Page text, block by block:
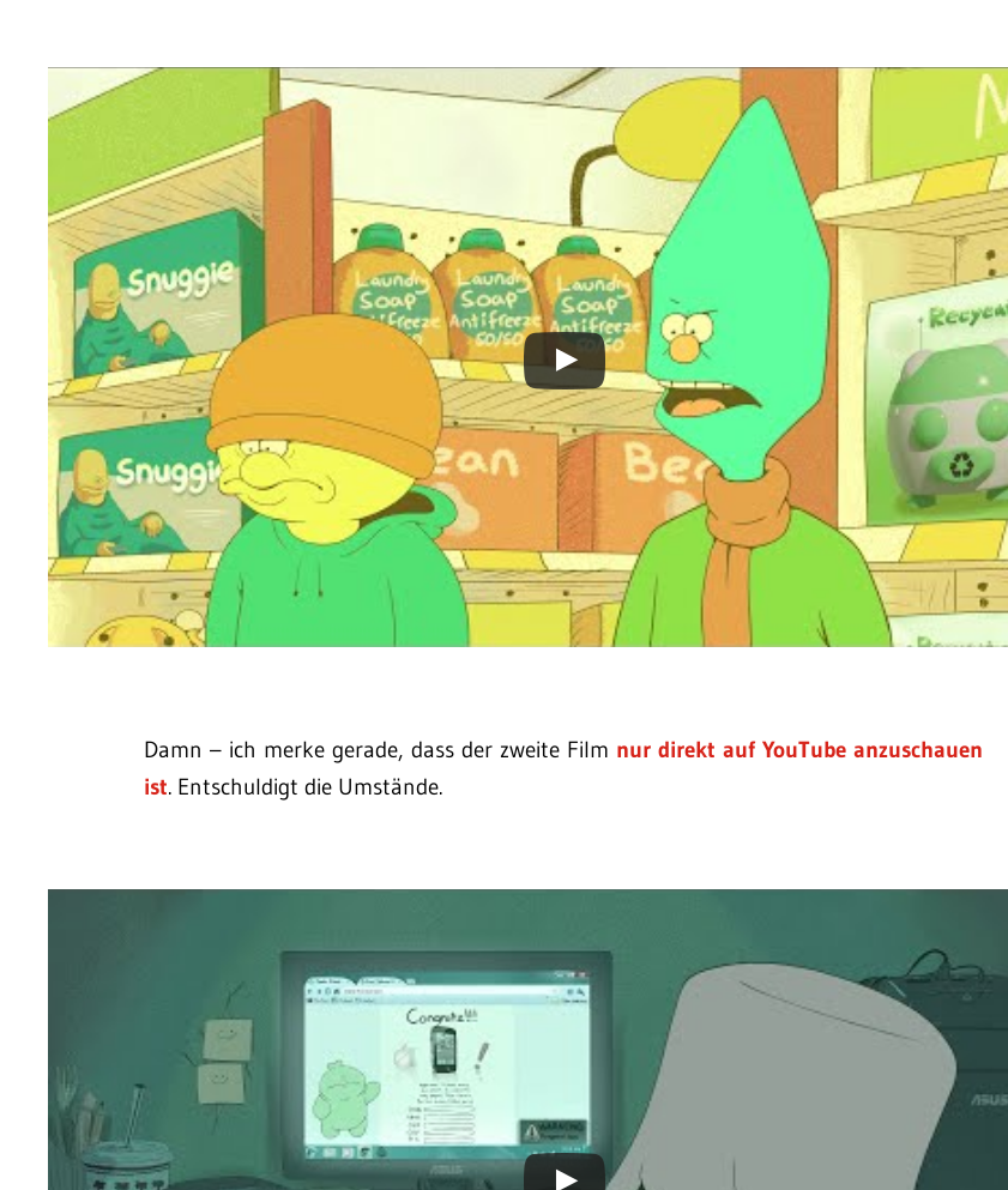
Damn – ich merke gerade, dass der zweite Film nur direkt auf YouTube anzuschauen
ist. Entschuldigt die Umstände.